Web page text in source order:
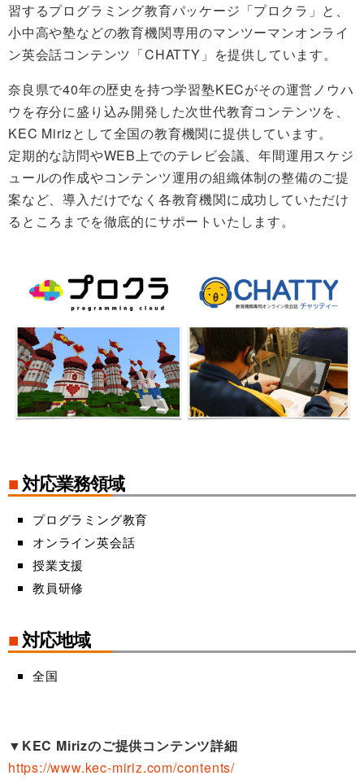
習するプログラミング教育パッケージ「プロクラ」と、
小中高や塾などの教育機関専用のマンツーマンオンライ
ン英会話コンテンツ「CHATTY」を提供しています。
奈良県で40年の歴史を持つ学習塾KECがその運営ノウハ
ウを存分に盛り込み開発した次世代教育コンテンツを、
KEC Mirizとして全国の教育機関に提供しています。
定期的な訪問やWEB上でのテレビ会議、年間運用スケジ
ュールの作成やコンテンツ運用の組織体制の整備のご提
案など、導入だけでなく各教育機関に成功していただけ
るところまでを徹底的にサポートいたします。
■対応業務領域
プログラミング教育
オンライン英会話
授業支援
教員研修
■対応地域
全国
▼ KEC Mirizのご提供コンテンツ詳細
https://www.kec-miriz.com/contents/